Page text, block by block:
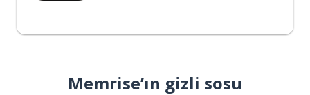
Memrise’ın gizli sosu